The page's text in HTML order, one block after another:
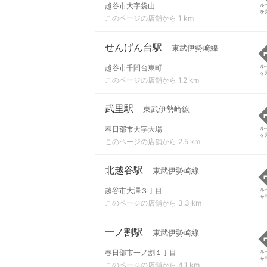
越谷市大字袋山
このページの店舗から 1 km
ル
を
せんげん台駅 東武伊勢崎線
越谷市千間台東町
このページの店舗から 1.2 km
ル
を
武里駅 東武伊勢崎線
春日部市大字大場
このページの店舗から 2.5 km
ル
を
北越谷駅 東武伊勢崎線
越谷市大澤３丁目
このページの店舗から 3.3 km
ル
を
一ノ割駅 東武伊勢崎線
春日部市一ノ割１丁目
このページの店舗から 4.1 km
ル
を